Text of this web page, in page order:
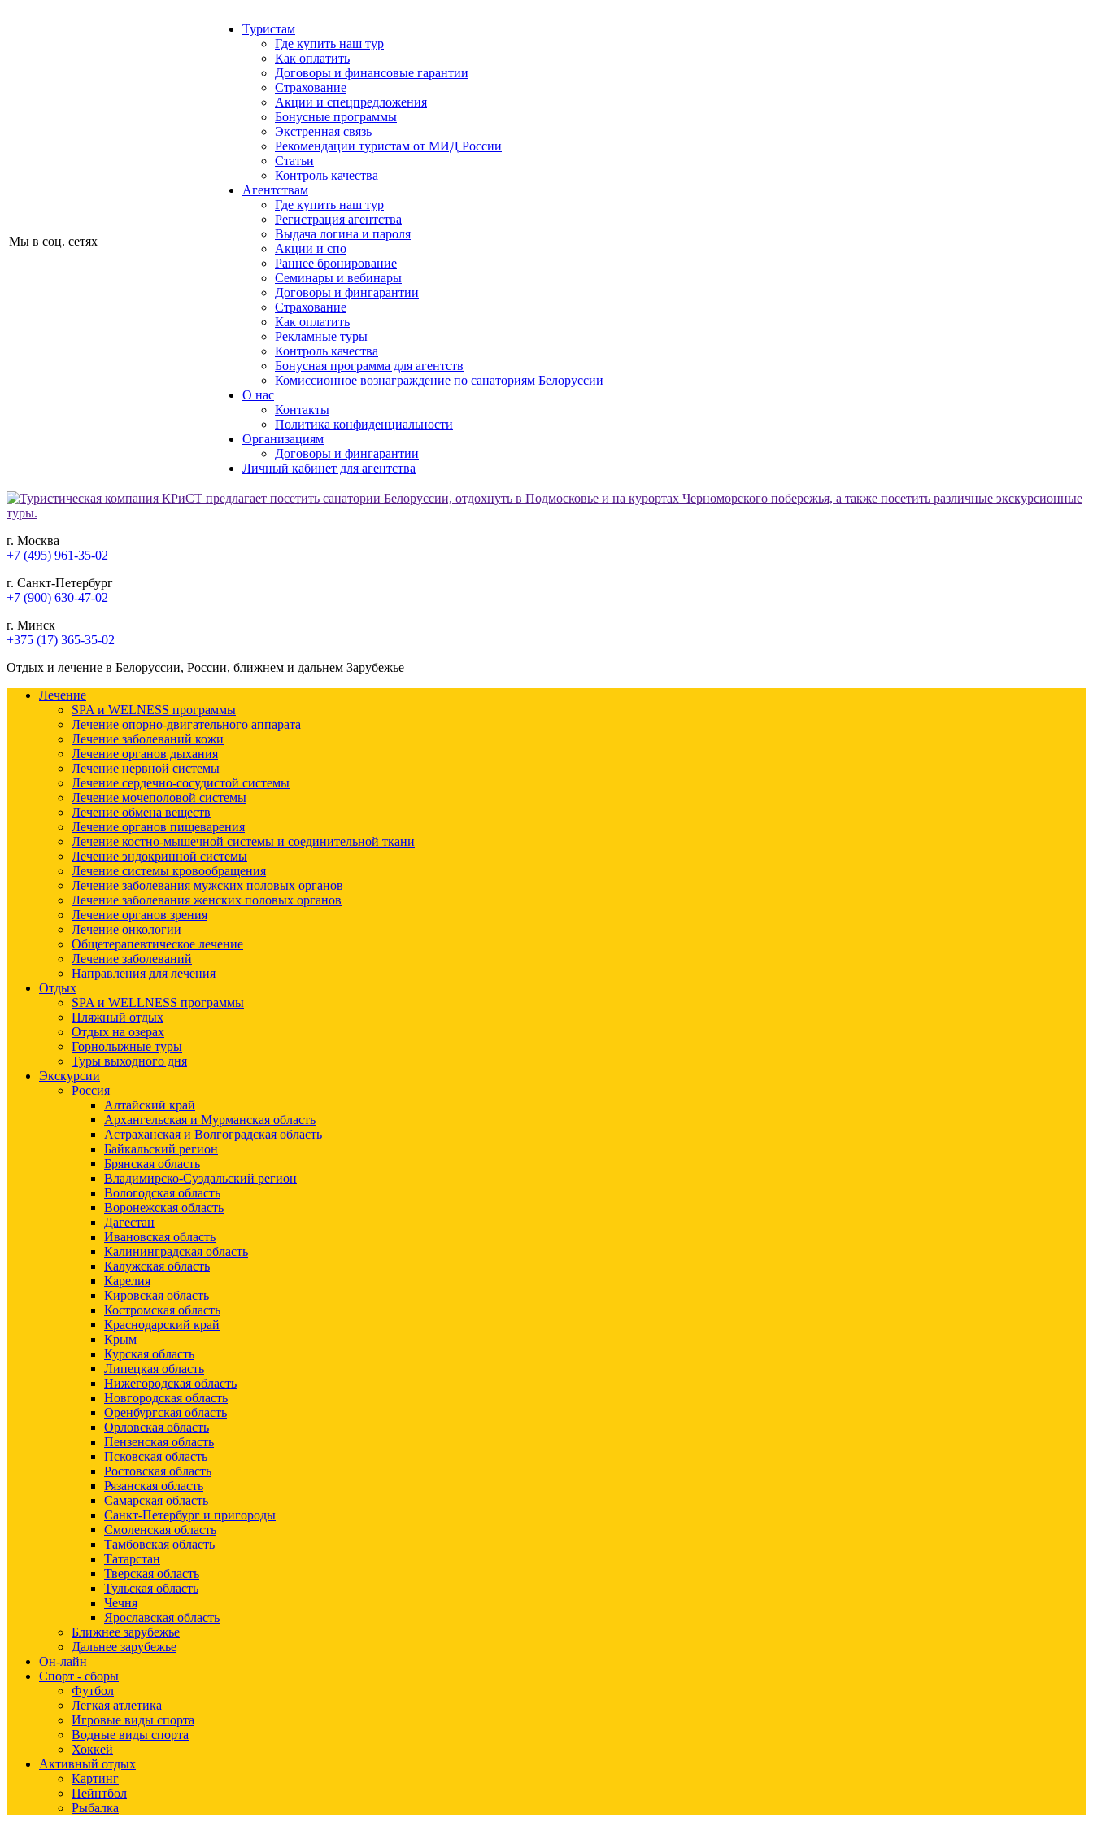
Мы в соц. сетях
Туристам
Где купить наш тур
Как оплатить
Договоры и финансовые гарантии
Страхование
Акции и спецпредложения
Бонусные программы
Экстренная связь
Рекомендации туристам от МИД России
Статьи
Контроль качества
Агентствам
Где купить наш тур
Регистрация агентства
Выдача логина и пароля
Акции и спо
Раннее бронирование
Семинары и вебинары
Договоры и фингарантии
Страхование
Как оплатить
Рекламные туры
Контроль качества
Бонусная программа для агентств
Комиссионное вознаграждение по санаториям Белоруссии
О нас
Контакты
Политика конфиденциальности
Организациям
Договоры и фингарантии
Личный кабинет для агентства
г. Москва
+7 (495) 961-35-02
г. Санкт-Петербург
+7 (900) 630-47-02
г. Минск
+375 (17) 365-35-02
Отдых и лечение в Белоруссии, России, ближнем и дальнем Зарубежье
Лечение
SPA и WELNESS программы
Лечение опорно-двигательного аппарата
Лечение заболеваний кожи
Лечение органов дыхания
Лечение нервной системы
Лечение сердечно-сосудистой системы
Лечение мочеполовой системы
Лечение обмена веществ
Лечение органов пищеварения
Лечение костно-мышечной системы и соединительной ткани
Лечение эндокринной системы
Лечение системы кровообращения
Лечение заболевания мужских половых органов
Лечение заболевания женских половых органов
Лечение органов зрения
Лечение онкологии
Общетерапевтическое лечение
Лечение заболеваний
Направления для лечения
Отдых
SPA и WELLNESS программы
Пляжный отдых
Отдых на озерах
Горнолыжные туры
Туры выходного дня
Экскурсии
Россия
Алтайский край
Архангельская и Мурманская область
Астраханская и Волгоградская область
Байкальский регион
Брянская область
Владимирско-Суздальский регион
Вологодская область
Воронежская область
Дагестан
Ивановская область
Калининградская область
Калужская область
Карелия
Кировская область
Костромская область
Краснодарский край
Крым
Курская область
Липецкая область
Нижегородская область
Новгородская область
Оренбургская область
Орловская область
Пензенская область
Псковская область
Ростовская область
Рязанская область
Самарская область
Санкт-Петербург и пригороды
Смоленская область
Тамбовская область
Татарстан
Тверская область
Тульская область
Чечня
Ярославская область
Ближнее зарубежье
Дальнее зарубежье
Он-лайн
Спорт - сборы
Футбол
Легкая атлетика
Игровые виды спорта
Водные виды спорта
Хоккей
Активный отдых
Картинг
Пейнтбол
Рыбалка